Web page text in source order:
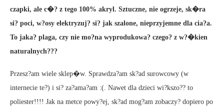
czapki, ale c�? z tego 100% akryl. Sztuczne, nie ogrzeje, sk�ra
si? poci, w?osy elektryzuj? si? jak szalone, nieprzyjemne dla cia?a.
To jaka? plaga, czy nie mo?na wyprodukowa? czego? z w?�kien
naturalnych???
Przesz?am wiele sklep�w. Sprawdza?am sk?ad surowcowy (w
internecie te?) i si? za?ama?am :(. Nawet dla dzieci wi?kszo?? to
poliester!!!! Jak na metce powy?ej, sk?ad mog?am zobaczy? dopiero po